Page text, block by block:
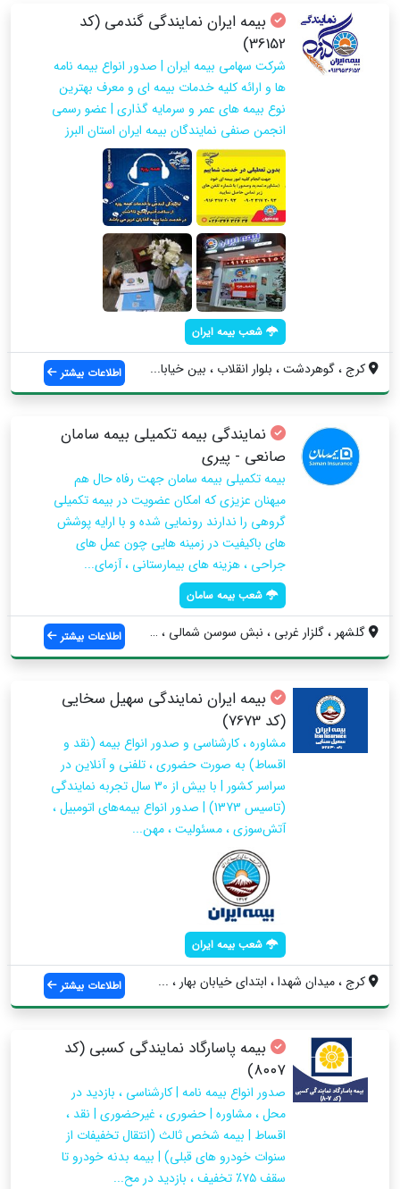
بیمه ایران نمایندگی گندمی (کد
36152)
شرکت سهامی بیمه ایران | صدور انواع بیمه نامه
ها و ارائه کلیه خدمات بیمه ای و معرف بهترین
نوع بیمه های عمر و سرمایه گذاری | عضو رسمی
انجمن صنفی نمایندگان بیمه ایران استان البرز
شعب بیمه ایران
کرج ، گوهردشت ، بلوار انقلاب ، بین خیابا... اطلاعات بیشتر
نمایندگی بیمه تکمیلی بیمه سامان
صانعی - پیری
بیمه تکمیلی بیمه سامان جهت رفاه حال هم
میهنان عزیزی که امکان عضویت در بیمه تکمیلی
گروهی را ندارند رونمایی شده و با ارایه پوشش
های باکیفیت در زمینه هایی چون عمل های
جراحی ، هزینه های بیمارستانی ، آزمای...
شعب بیمه سامان
گلشهر ، گلزار غربی ، نبش سوسن شمالی ، سا... اطلاعات بیشتر
بیمه ایران نمایندگی سهیل سخایی
(کد 7673)
مشاوره ، کارشناسی و صدور انواع بیمه (نقد و
اقساط) به صورت حضوری ، تلفنی و آنلاین در
سراسر کشور | با بیش از 30 سال تجربه نمایندگی
(تاسیس 1373) | صدور انواع بیمه‌های اتومبیل ،
آتش‌سوزی ، مسئولیت ، مهن...
شعب بیمه ایران
کرج ، میدان شهدا ، ابتدای خیابان بهار ، ... اطلاعات بیشتر
بیمه پاسارگاد نمایندگی کسبی (کد
۸۰۰۷)
صدور انواع بیمه نامه | کارشناسی ، بازدید در
محل ، مشاوره | حضوری ، غیرحضوری | نقد ،
اقساط | بیمه شخص ثالث (انتقال تخفیفات از
سنوات خودرو های قبلی) | بیمه بدنه خودرو تا
سقف ۷۵٪ تخفیف ، بازدید در مح...